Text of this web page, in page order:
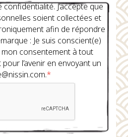
confidentialité. J’accepte que
soient collectées et
afin de répondre
: Je suis conscient(e)
consentement à tout
l’avenir en envoyant un
*